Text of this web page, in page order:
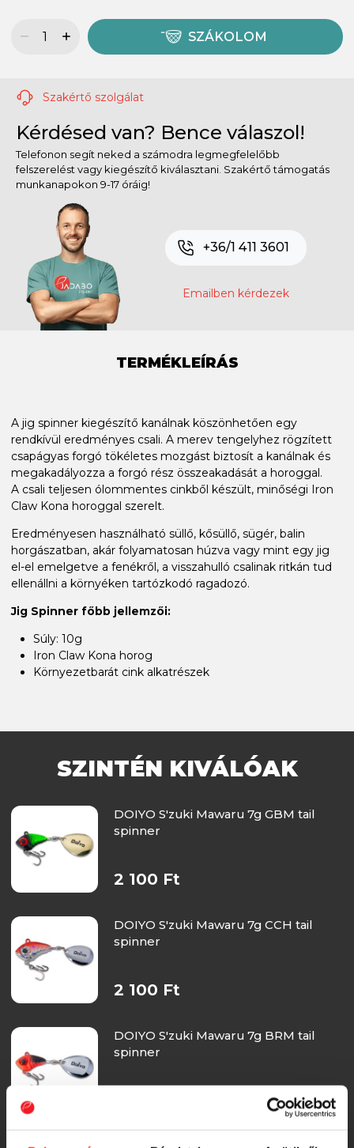
SZÁKOLOM
Szakértő szolgálat
Kérdésed van? Bence válaszol!
Telefonon segít neked a számodra legmegfelelőbb
felszerelést vagy kiegészítő kiválasztani. Szakértő támogatás
munkanapokon 9-17 óráig!
+36/1 411 3601
Emailben kérdezek
TERMÉKLEÍRÁS
A jig spinner kiegészítő kanálnak köszönhetően egy
rendkívül eredményes csali. A merev tengelyhez rögzített
csapágyas forgó tökéletes mozgást biztosít a kanálnak és
megakadályozza a forgó rész összeakadását a horoggal.
A csali teljesen ólommentes cinkből készült, minőségi Iron
Claw Kona horoggal szerelt.
Eredményesen használható süllő, kősüllő, sügér, balin
horgászatban, akár folyamatosan húzva vagy mint egy jig
el-el emelgetve a fenékről, a visszahulló csalinak ritkán tud
ellenállni a környéken tartózkodó ragadozó.
Jig Spinner főbb jellemzői:
Súly: 10g
Iron Claw Kona horog
Környezetbarát cink alkatrészek
SZINTÉN KIVÁLÓAK
DOIYO S'zuki Mawaru 7g GBM tail
spinner
2 100 Ft
DOIYO S'zuki Mawaru 7g CCH tail
spinner
2 100 Ft
DOIYO S'zuki Mawaru 7g BRM tail
spinner